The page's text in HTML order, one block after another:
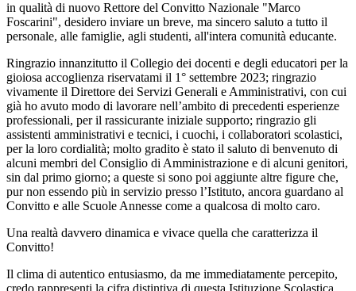
in qualità di nuovo Rettore del Convitto Nazionale "Marco
Foscarini", desidero inviare un breve, ma sincero saluto a tutto il
personale, alle famiglie, agli studenti, all'intera comunità educante.
Ringrazio innanzitutto il Collegio dei docenti e degli educatori per la
gioiosa accoglienza riservatami il 1° settembre 2023; ringrazio
vivamente il Direttore dei Servizi Generali e Amministrativi, con cui
già ho avuto modo di lavorare nell’ambito di precedenti esperienze
professionali, per il rassicurante iniziale supporto; ringrazio gli
assistenti amministrativi e tecnici, i cuochi, i collaboratori scolastici,
per la loro cordialità; molto gradito è stato il saluto di benvenuto di
alcuni membri del Consiglio di Amministrazione e di alcuni genitori,
sin dal primo giorno; a queste si sono poi aggiunte altre figure che,
pur non essendo più in servizio presso l’Istituto, ancora guardano al
Convitto e alle Scuole Annesse come a qualcosa di molto caro.
Una realtà davvero dinamica e vivace quella che caratterizza il
Convitto!
Il clima di autentico entusiasmo, da me immediatamente percepito,